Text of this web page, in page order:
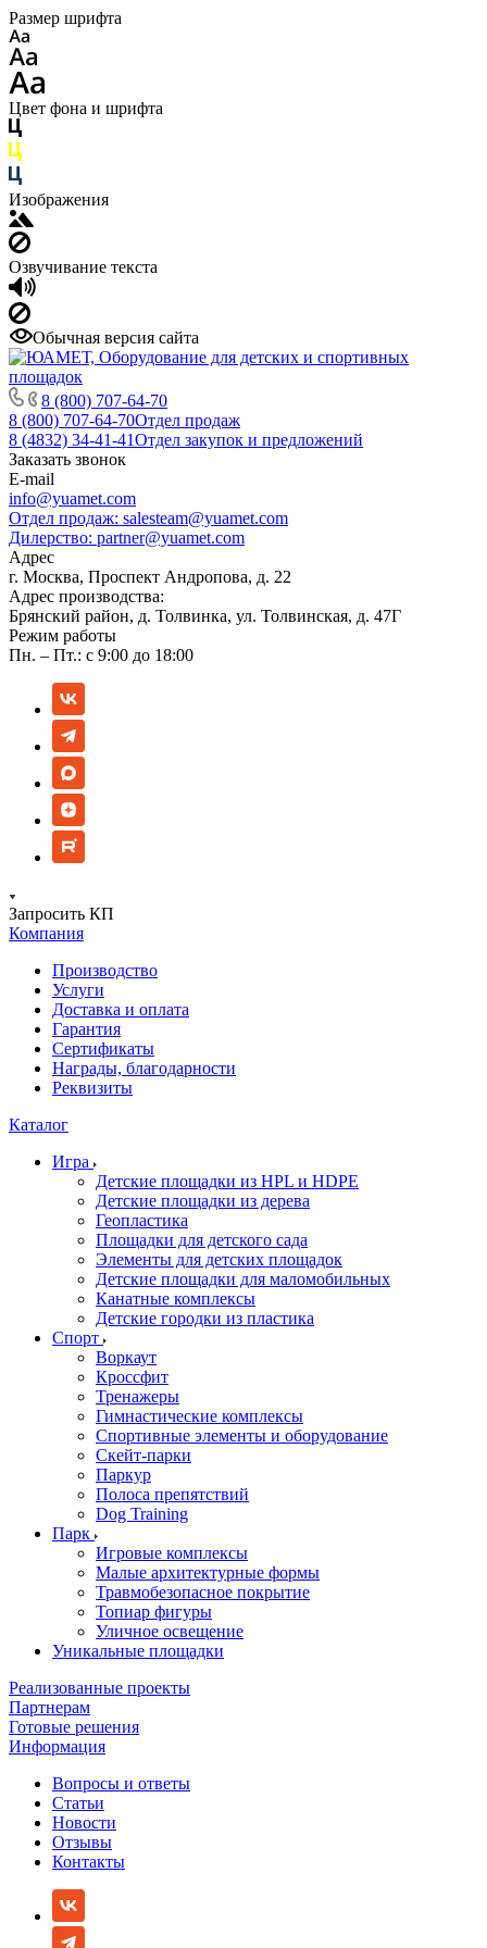
Размер шрифта
Цвет фона и шрифта
Изображения
Озвучивание текста
Обычная версия сайта
8 (800) 707-64-70
8 (800) 707-64-70Отдел продаж
8 (4832) 34-41-41Отдел закупок и предложений
Заказать звонок
E-mail
info@yuamet.com
Отдел продаж: salesteam@yuamet.com
Дилерство: partner@yuamet.com
Адрес
г. Москва, Проспект Андропова, д. 22
Адрес производства:
Брянский район, д. Толвинка, ул. Толвинская, д. 47Г
Режим работы
Пн. – Пт.: с 9:00 до 18:00
Запросить КП
Компания
Производство
Услуги
Доставка и оплата
Гарантия
Сертификаты
Награды, благодарности
Реквизиты
Каталог
Игра
Детские площадки из HPL и HDPE
Детские площадки из дерева
Геопластика
Площадки для детского сада
Элементы для детских площадок
Детские площадки для маломобильных
Канатные комплексы
Детские городки из пластика
Спорт
Воркаут
Кроссфит
Тренажеры
Гимнастические комплексы
Спортивные элементы и оборудование
Скейт-парки
Паркур
Полоса препятствий
Dog Training
Парк
Игровые комплексы
Малые архитектурные формы
Травмобезопасное покрытие
Топиар фигуры
Уличное освещение
Уникальные площадки
Реализованные проекты
Партнерам
Готовые решения
Информация
Вопросы и ответы
Статьи
Новости
Отзывы
Контакты